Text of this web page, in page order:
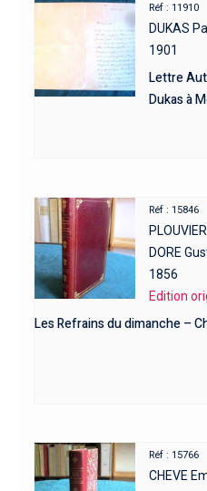
Réf : 11910
DUKAS
1901
Lettre
Dukas à
Réf : 15846
DORE
1856
Edition
Les Refrains du dimanche –
Réf : 15766
CHEVE